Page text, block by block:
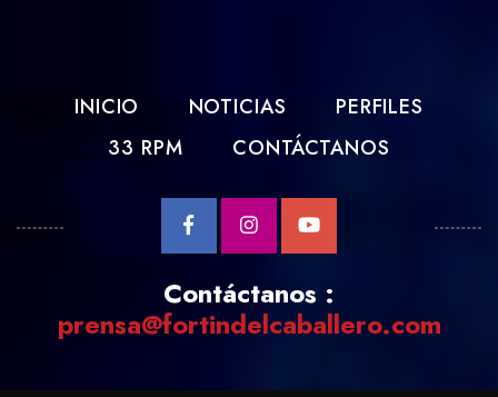
INICIO NOTICIAS
PERFILES
33 RPM
CONTÁCTANOS
Contáctanos :
prensa@fortindelcaballero.com